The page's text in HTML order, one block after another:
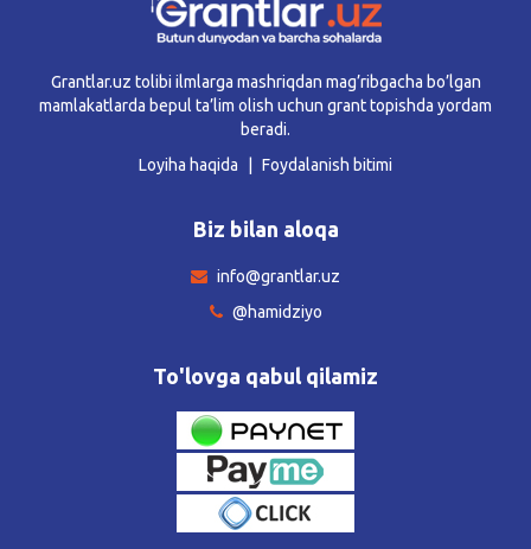
Grantlar.uz tolibi ilmlarga mashriqdan mag’ribgacha bo’lgan
mamlakatlarda bepul ta’lim olish uchun grant topishda yordam
beradi.
Loyiha haqida
Foydalanish bitimi
Biz bilan aloqa
info@grantlar.uz
@hamidziyo
To'lovga qabul qilamiz